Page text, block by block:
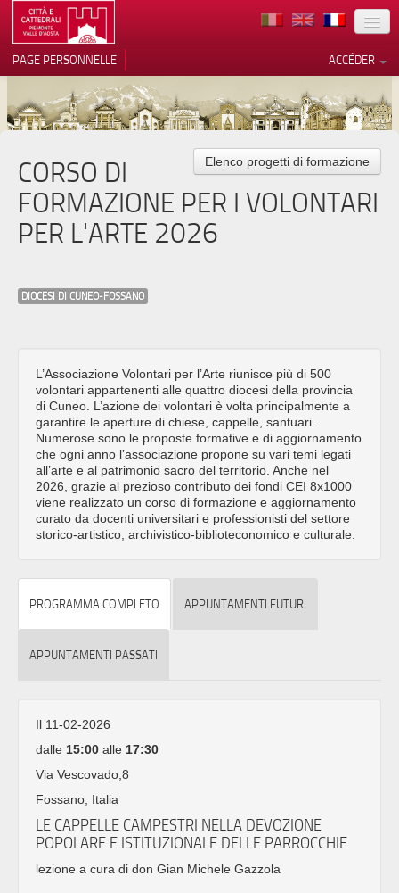
TERRITOIRE
ARCHITECTURE
MUSÉES
ITINÉRAIRES
EVÉNEMENTS
BÉNÉVOLES
PRESS
ACCÉDER
PAGE PERSONNELLE
Elenco progetti di formazione
CORSO DI
FORMAZIONE PER I VOLONTARI
PER L'ARTE 2026
DIOCESI DI CUNEO-FOSSANO
L’Associazione Volontari per l’Arte riunisce più di 500
volontari appartenenti alle quattro diocesi della provincia
di Cuneo. L’azione dei volontari è volta principalmente a
garantire le aperture di chiese, cappelle, santuari.
Numerose sono le proposte formative e di aggiornamento
che ogni anno l’associazione propone su vari temi legati
all’arte e al patrimonio sacro del territorio. Anche nel
2026, grazie al prezioso contributo dei fondi CEI 8x1000
viene realizzato un corso di formazione e aggiornamento
curato da docenti universitari e professionisti del settore
storico-artistico, archivistico-biblioteconomico e culturale.
PROGRAMMA COMPLETO APPUNTAMENTI FUTURI
APPUNTAMENTI PASSATI
Il 11-02-2026
dalle 15:00 alle 17:30
Via Vescovado,8
Fossano, Italia
LE CAPPELLE CAMPESTRI NELLA DEVOZIONE
POPOLARE E ISTITUZIONALE DELLE PARROCCHIE
lezione a cura di don Gian Michele Gazzola
Notification lors de la collecte
Vos choix en matière de
confidentialité